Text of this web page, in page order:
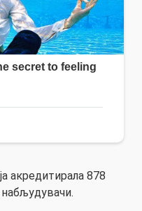
акредитирала 878